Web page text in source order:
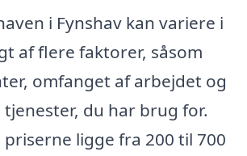
i Fynshav kan variere i
af flere faktorer, såsom
omfanget af arbejdet og
tjenester, du har brug for.
ligge fra 200 til 700